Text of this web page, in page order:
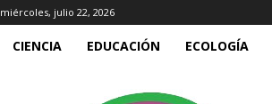
miércoles, julio 22, 2026
CIENCIA EDUCACIÓN ECOLOGÍA